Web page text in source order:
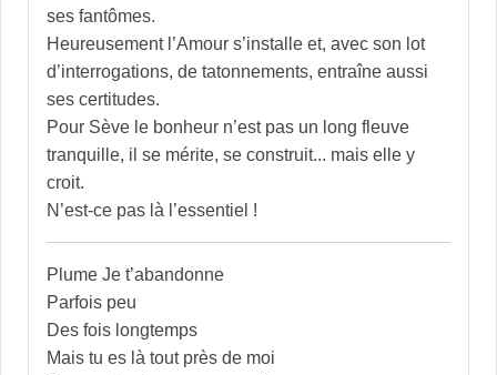
ses fantômes.
Heureusement l’Amour s’installe et, avec son lot
d’interrogations, de tatonnements, entraîne aussi
ses certitudes.
Pour Sève le bonheur n’est pas un long fleuve
tranquille, il se mérite, se construit... mais elle y
croit.
N’est-ce pas là l’essentiel !
Plume Je t’abandonne
Parfois peu
Des fois longtemps
Mais tu es là tout près de moi